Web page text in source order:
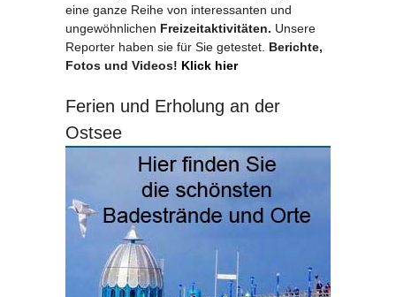
eine ganze Reihe von interessanten und
ungewöhnlichen Freizeitaktivitäten. Unsere
Reporter haben sie für Sie getestet. Berichte,
Fotos und Videos! Klick hier
Ferien und Erholung an der
Ostsee